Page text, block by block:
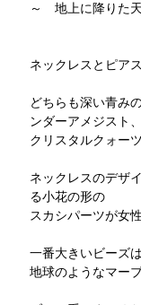
～ 地上に降りた
ネックレスとピア
どちらも深い青み
ンダーアメジスト、
クリスタルクォー
ネックレスのデザ
る小花の形の
スカシパーツが女
一番大きいビーズ
地球のようなマー